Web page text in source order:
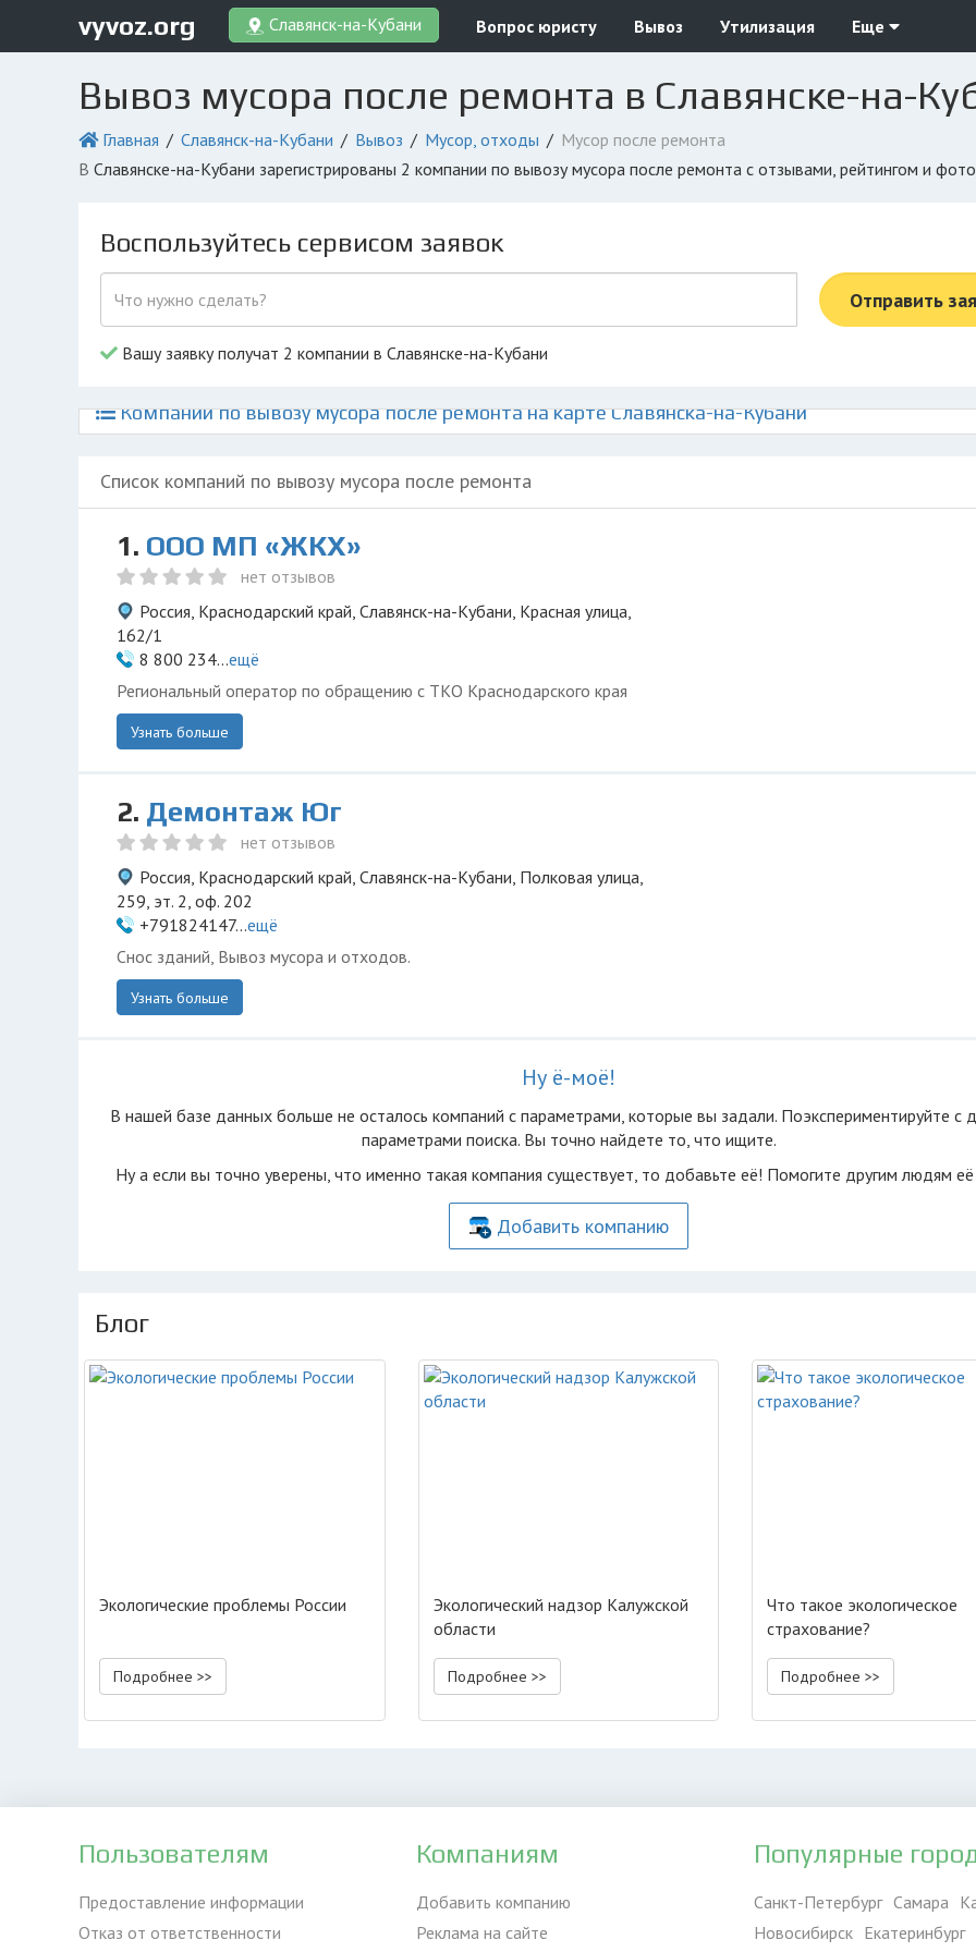
vyvoz.org Славянск-на-Кубани Вопрос юристу Вывоз Утилизация Еще
Вывоз мусора после ремонта в Славянске-на-
Главная Славянск-на-Кубани Вывоз Мусор, отходы
Мусор после ремонта
в Славянске-на-Кубани зарегистрированы 2 компании по вывозу мусора после ремонта с отзывами, рейтингом и
Воспользуйтесь сервисом заявок
Отправить
Вашу заявку получат 2 компании в Славянске-на-Кубани
Компании по вывозу мусора после ремонта на карте Славянска-на-Кубани
Список компаний по вывозу мусора после ремонта
1. ООО МП «ЖКХ»
нет отзывов
Россия, Краснодарский край, Славянск-на-Кубани, Красная улица,
162/1
8 800 234...ещё
Региональный оператор по обращению с ТКО Краснодарского края
Узнать больше
2. Демонтаж Юг
нет отзывов
Россия, Краснодарский край, Славянск-на-Кубани, Полковая улица,
259, эт. 2, оф. 202
+791824147...ещё
Снос зданий, Вывоз мусора и отходов.
Узнать больше
Ну ё-моё!
В нашей базе данных больше не осталоcь компаний с параметрами, которые вы задали. Поэкспериментируйте с
параметрами поиска. Вы точно найдете то, что ищите.
Ну а если вы точно уверены, что именно такая компания существует, то добавьте её! Помогите другим людям
Добавить компанию
Блог
Экологические проблемы России
Подробнее >>
Экологический надзор Калужской
области
Подробнее >>
Что такое экологическое
страхование?
Подробнее >>
Пользователям
Предоставление информации
Отказ от ответственности
Компаниям
Добавить компанию
Реклама на сайте
Популярные
Санкт-Петербург Самара
Новосибирск Екатеринбург